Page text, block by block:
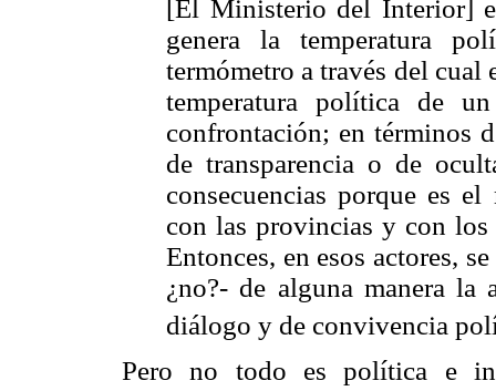
[El Ministerio del Interior]
genera la temperatura
termómetro a través del cual
temperatura política de
confrontación; en términos
de transparencia o de
consecuencias porque es
con las provincias y con
Entonces, en esos actores,
¿no?- de alguna manera
diálogo y de convivencia
Pero no todo es política e